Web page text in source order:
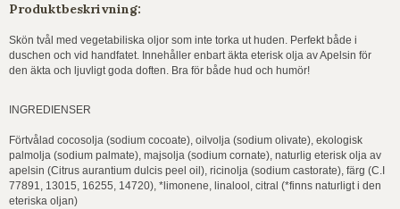
Produktbeskrivning:
Skön tvål med vegetabiliska oljor som inte torka ut huden. Perfekt både i
duschen och vid handfatet. Innehåller enbart äkta eterisk olja av Apelsin för
den äkta och ljuvligt goda doften. Bra för både hud och humör!
INGREDIENSER
Förtvålad cocosolja (sodium cocoate), oilvolja (sodium olivate), ekologisk
palmolja (sodium palmate), majsolja (sodium cornate), naturlig eterisk olja av
apelsin (Citrus aurantium dulcis peel oil), ricinolja (sodium castorate), färg (C.I
77891, 13015, 16255, 14720), *limonene, linalool, citral (*finns naturligt i den
eteriska oljan)